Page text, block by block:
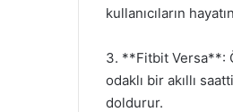
kullanıcıların
3. **Fitbit Versa**:
odaklı bir akıllı
doldurur.